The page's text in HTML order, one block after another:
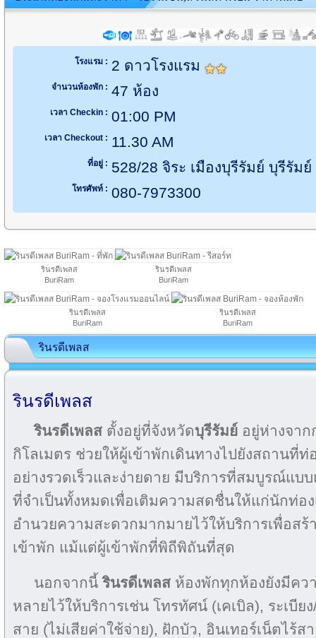
โรงแรม : 2 ดาวโรงแรม
จำนวนห้องพัก : 47 ห้อง
เวลา Checkin : 01:00 PM
เวลา Checkout : 11.30 AM
ที่อยู่ : 528/28 จิระ เมืองบุรีรัมย์ บุรีรัม
โทรศัพท์ : 080-7973300
รินรดีเพลส
BuriRam
รินรดีเพลส
BuriRam
รินรดีเพลส
BuriRam
รินรดีเพลส
BuriRam
รินรดีเพลส
รินรดีเพลส
รินรดีเพลส ตั้งอยู่ที่จังหวัดบุรีรัมย์ อยู่ห่างจาก
กิโลเมตร ช่วยให้ผู้เข้าพักเดินทางไปยังสถานที่ท่
อย่างรวดเร็วและง่ายดาย มีบริการที่สมบูรณ์แบ
ที่จำเป็นทั้งหมดเพื่อเติมความสดชื่นให้แก่นักท่อง
อำนวยความสะดวกมากมายไว้ให้บริการเพื่อส
เข้าพัก แม้แต่ผู้เข้าพักที่พิถีพิถันที่สุด
นอกจากนี้รินรดีเพลส ห้องพักทุกห้องยังมีคว
หลายไว้ให้บริการเช่น โทรทัศน์ (เคเบิล), ระเบีย
สาย (ไม่เสียค่าใช้จ่าย), ฝักบัว, อินเทอร์เน็ตไร้